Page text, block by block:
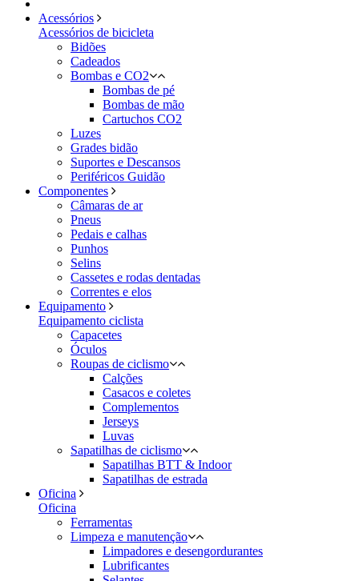
Acessórios
Acessórios de bicicleta
Bidões
Cadeados
Bombas e CO2
Bombas de pé
Bombas de mão
Cartuchos CO2
Luzes
Grades bidão
Suportes e Descansos
Periféricos Guidão
Componentes
Câmaras de ar
Pneus
Pedais e calhas
Punhos
Selins
Cassetes e rodas dentadas
Correntes e elos
Equipamento
Equipamento ciclista
Capacetes
Óculos
Roupas de ciclismo
Calções
Casacos e coletes
Complementos
Jerseys
Luvas
Sapatilhas de ciclismo
Sapatilhas BTT & Indoor
Sapatilhas de estrada
Oficina
Oficina
Ferramentas
Limpeza e manutenção
Limpadores e desengordurantes
Lubrificantes